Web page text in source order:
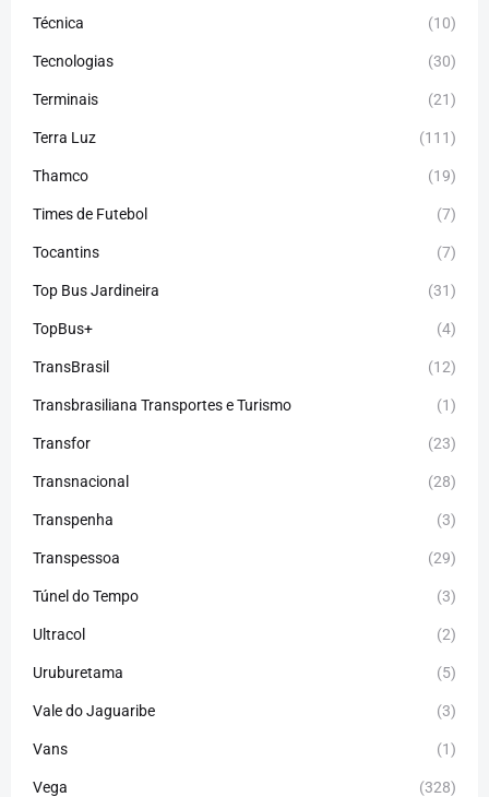
Técnica (10)
Tecnologias (30)
Terminais (21)
Terra Luz (111)
Thamco (19)
Times de Futebol (7)
Tocantins (7)
Top Bus Jardineira (31)
TopBus+ (4)
TransBrasil (12)
Transbrasiliana Transportes e Turismo (1)
Transfor (23)
Transnacional (28)
Transpenha (3)
Transpessoa (29)
Túnel do Tempo (3)
Ultracol (2)
Uruburetama (5)
Vale do Jaguaribe (3)
Vans (1)
Vega (328)